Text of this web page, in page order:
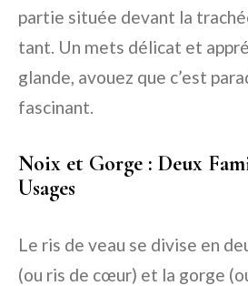
partie située devant la
tant. Un mets délicat et
glande, avouez que c’est
fascinant.
Noix et Gorge : Deux
Usages
Le ris de veau se divise en
(ou ris de cœur) et la gorge